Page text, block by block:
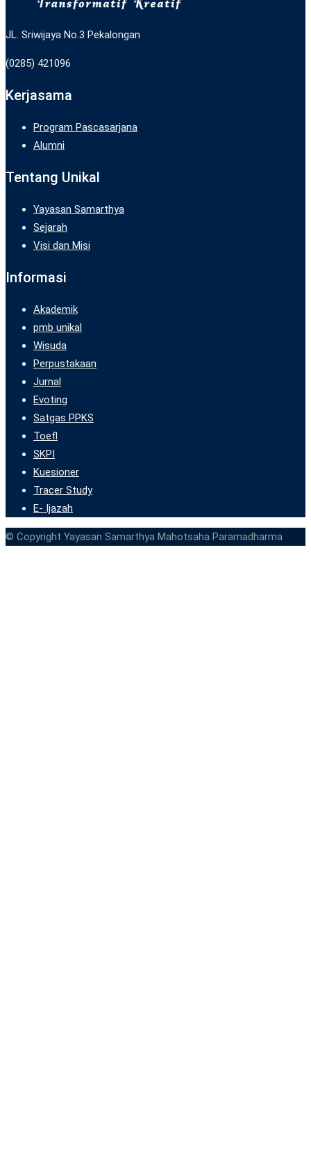
JL. Sriwijaya No.3 Pekalongan
(0285) 421096
Kerjasama
Program Pascasarjana
Alumni
Tentang Unikal
Yayasan Samarthya
Sejarah
Visi dan Misi
Informasi
Akademik
pmb unikal
Wisuda
Perpustakaan
Jurnal
Evoting
Satgas PPKS
Toefl
SKPI
Kuesioner
Tracer Study
E- Ijazah
© Copyright Yayasan Samarthya Mahotsaha Paramadharma